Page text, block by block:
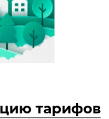
тарифов